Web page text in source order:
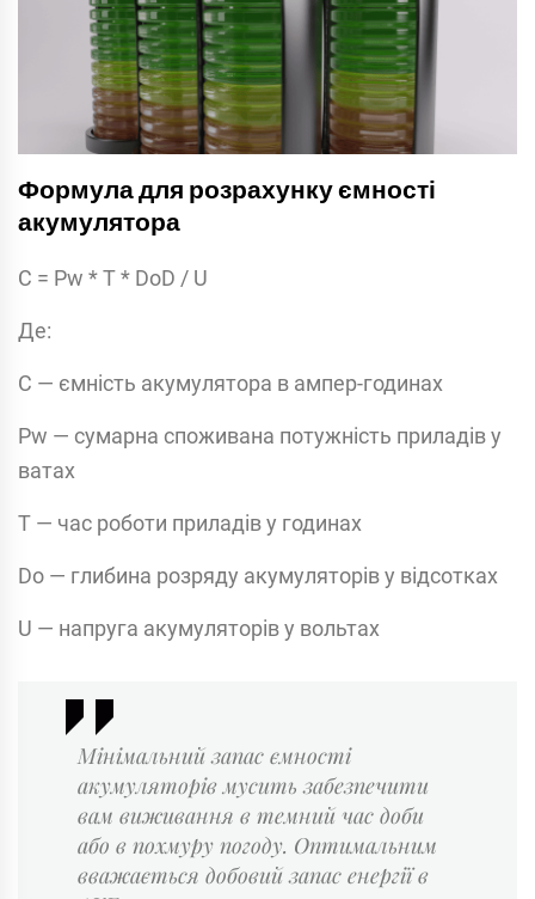
Формула для розрахунку ємності
акумулятора
C = Pw * T * DoD / U
Де:
C — ємність акумулятора в ампер-годинах
Pw — сумарна споживана потужність приладів у
ватах
T — час роботи приладів у годинах
Do — глибина розряду акумуляторів у відсотках
U — напруга акумуляторів у вольтах
Мінімальний запас ємності
акумуляторів мусить забезпечити
вам виживання в темний час доби
або в похмуру погоду. Оптимальним
вважається добовий запас енергії в